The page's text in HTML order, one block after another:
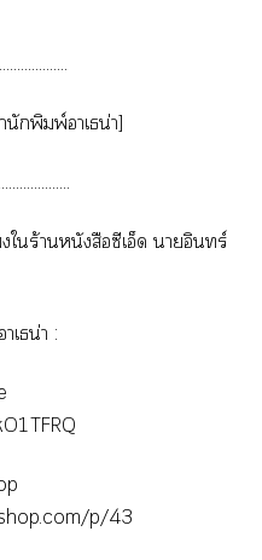
นักพิมพ์าเธน่า]
ใร้านหนังสือซีเอ็ด าอินทร์
เธน่า :
p/43